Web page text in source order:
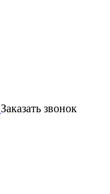
Заказать звонок